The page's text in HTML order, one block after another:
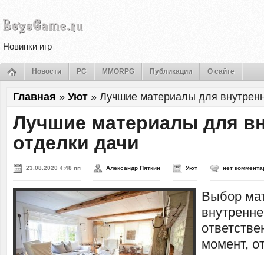
Новинки игр
Новости PC MMORPG Публикации О сайте
Главная » Уют » Лучшие материалы для
Лучшие материалы для
отделки дачи
23.08.2020 4:48 пп Александр Пяткин Уют нет
Выбор
момент,